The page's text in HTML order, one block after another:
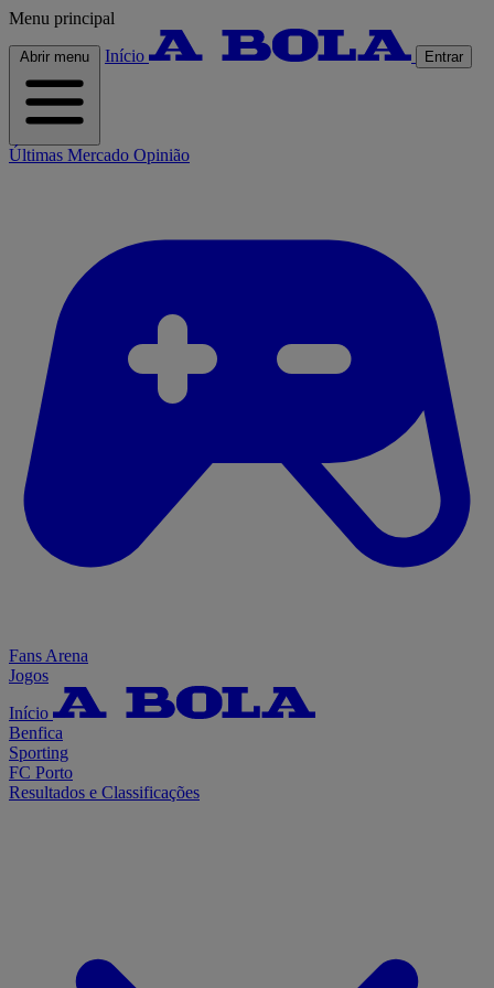
Menu principal
Abrir menu Início Entrar
Últimas Mercado Opinião
Fans Arena
Jogos
Início
Benfica
Sporting
FC Porto
Resultados e Classificações